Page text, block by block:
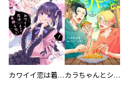
カワイイ恋は着飾らない カラちゃんとシトーさんと、 【分冊版】